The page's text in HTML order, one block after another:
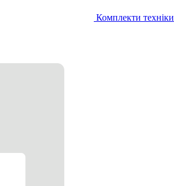
Комплекти техніки